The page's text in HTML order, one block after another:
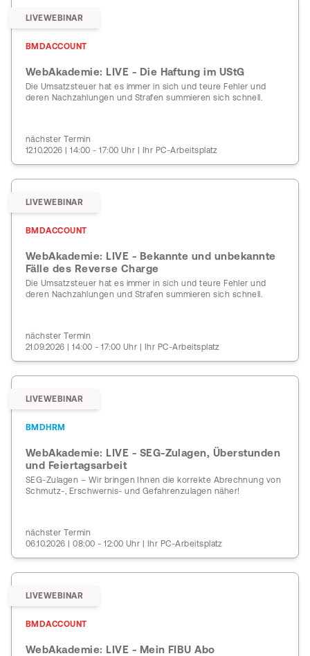
LIVEWEBINAR
BMDACCOUNT
WebAkademie: LIVE - Die Haftung im UStG
Die Umsatzsteuer hat es immer in sich und teure Fehler und
deren Nachzahlungen und Strafen summieren sich schnell.
nächster Termin
12.10.2026 | 14:00 - 17:00 Uhr | Ihr PC-Arbeitsplatz
LIVEWEBINAR
BMDACCOUNT
WebAkademie: LIVE - Bekannte und unbekannte
Fälle des Reverse Charge
Die Umsatzsteuer hat es immer in sich und teure Fehler und
deren Nachzahlungen und Strafen summieren sich schnell.
nächster Termin
21.09.2026 | 14:00 - 17:00 Uhr | Ihr PC-Arbeitsplatz
LIVEWEBINAR
BMDHRM
WebAkademie: LIVE - SEG-Zulagen, Überstunden
und Feiertagsarbeit
SEG-Zulagen – Wir bringen Ihnen die korrekte Abrechnung von
Schmutz-, Erschwernis- und Gefahrenzulagen näher!
nächster Termin
06.10.2026 | 08:00 - 12:00 Uhr | Ihr PC-Arbeitsplatz
LIVEWEBINAR
BMDACCOUNT
WebAkademie: LIVE - Mein FIBU Abo